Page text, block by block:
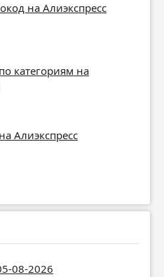
на Алиэкспресс
категориям на
Алиэкспресс
08-2026